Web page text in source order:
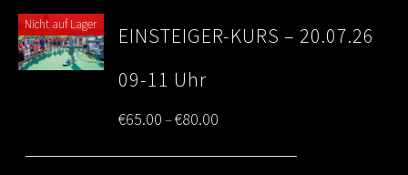
Nicht auf Lager
EINSTEIGER-KURS – 20.07.26
09-11 Uhr
€65.00–€80.00
range: